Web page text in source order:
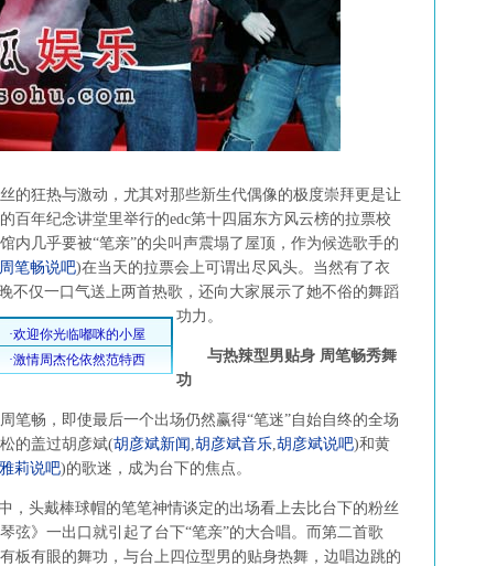
狂热与激动，尤其对那些新生代偶像的极度崇拜更是让
的百年纪念讲堂里举行的edc第十四届东方风云榜的拉票校
内几乎要被“笔亲”的尖叫声震塌了屋顶，作为候选歌手的
周笔畅说吧)在当天的拉票会上可谓出尽风头。当然有了衣
不仅一口气送上两首热歌，还向大家展示了她不俗的舞蹈
功力。
与热辣型男贴身 周笔畅秀舞
功
畅，即使最后一个出场仍然赢得“笔迷”自始自终的全场
的盖过胡彦斌(胡彦斌新闻 ,胡彦斌音乐,胡彦斌说吧)和黄
莉说吧)的歌迷，成为台下的焦点。
头戴棒球帽的笔笔神情谈定的出场看上去比台下的粉丝
弦》一出口就引起了台下“笔亲”的大合唱。而第二首歌
板有眼的舞功，与台上四位型男的贴身热舞，边唱边跳的